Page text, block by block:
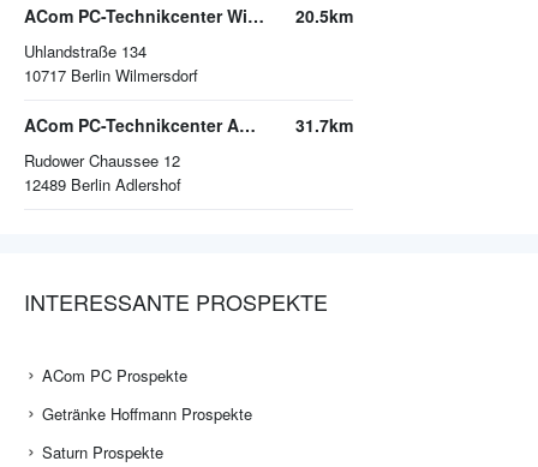
ACom PC-Technikcenter Wilmersdorf
Uhlandstraße 134
10717 Berlin Wilmersdorf
20.5km
ACom PC-Technikcenter Adlershof
Rudower Chaussee 12
12489 Berlin Adlershof
31.7km
INTERESSANTE PROSPEKTE
ACom PC Prospekte
Getränke Hoffmann Prospekte
Saturn Prospekte